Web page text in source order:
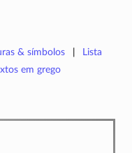
& símbolos
Lista
em grego